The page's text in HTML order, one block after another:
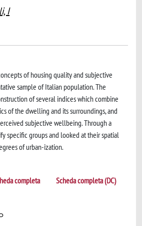
I
of housing quality and subjective
sample of Italian population. The
of several indices which combine
of the dwelling and its surroundings, and
subjective wellbeing. Through a
specific groups and looked at their spatial
of urban-ization.
completa Scheda completa (DC)